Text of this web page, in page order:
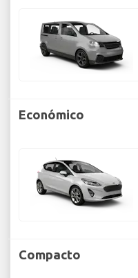
Económico
Compacto